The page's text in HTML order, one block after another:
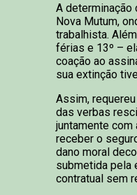
A determinação
Nova Mutum,
trabalhista.
férias e 13º –
coação ao
sua extinção
Assim,
das verbas
juntamente com
receber o
dano moral
submetida pela
contratual sem